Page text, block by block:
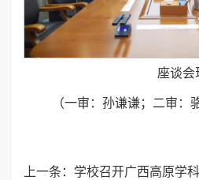
座谈会
（一审：孙谦谦；二审：
上一条： 学校召开广西高原学